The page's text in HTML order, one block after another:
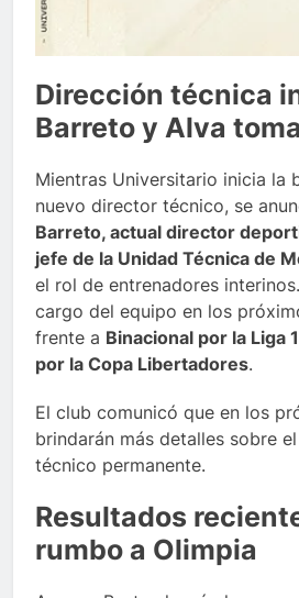
Dirección técnica
Barreto y Alva
Mientras Universitario inicia la
nuevo director técnico, se
Barreto, actual director
jefe de la Unidad Técnica de
el rol de entrenadores
cargo del equipo en los
frente a Binacional por la Liga
por la Copa Libertadores.
El club comunicó que en los
brindarán más detalles sobre
técnico permanente.
Resultados
rumbo a Olimpia